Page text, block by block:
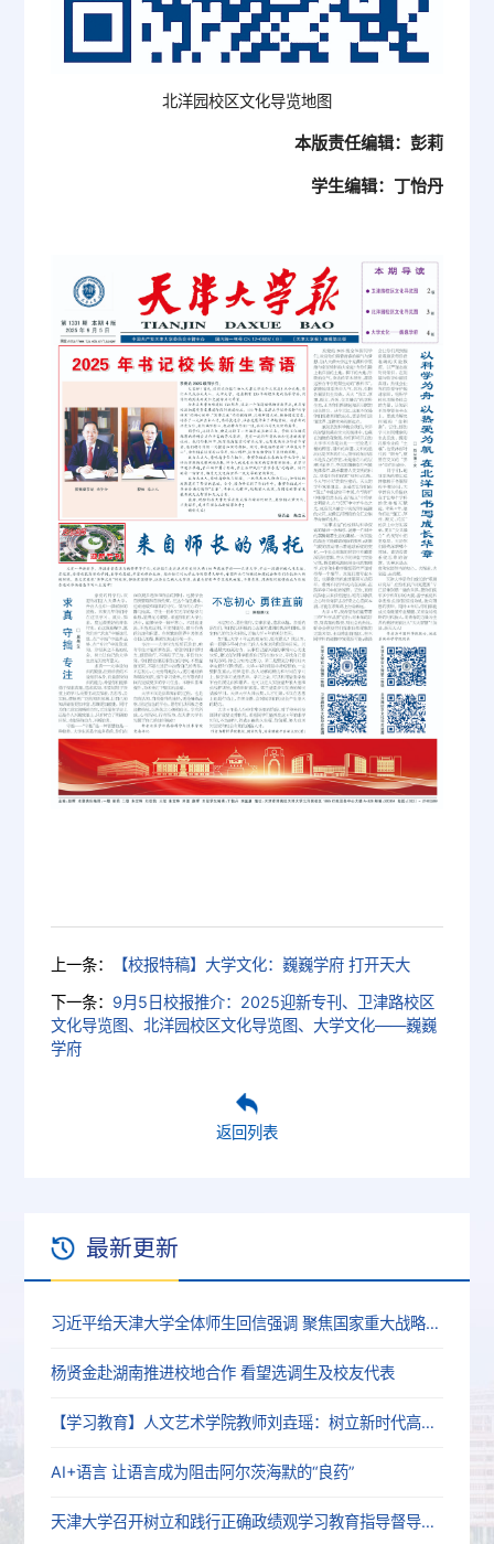
北洋园校区文化导览地图
本版责任编辑：彭莉
学生编辑：丁怡丹
上一条：
【校报特稿】大学文化：巍巍学府 打开天大
下一条： 9月5日校报推介：2025迎新专刊、卫津路校区
文化导览图、北洋园校区文化导览图、大学文化——巍巍
学府
返回列表
最新更新
习近平给天津大学全体师生回信强调 聚焦国家重大战略需求提高人才培养质量 更好服务经济社会发展
杨贤金赴湖南推进校地合作 看望选调生及校友代表
【学习教育】人文艺术学院教师刘垚瑶：树立新时代高校党员教师的正确政绩观
AI+语言 让语言成为阻击阿尔茨海默的“良药”
天津大学召开树立和践行正确政绩观学习教育指导督导工作推进会